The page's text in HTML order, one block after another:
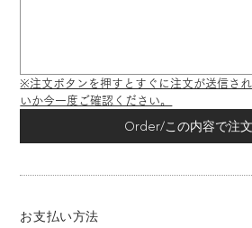
※注文ボタンを押すとすぐに注文が送信さ
いか今一度ご確認ください。
Order/この内容で注
お支払い方法